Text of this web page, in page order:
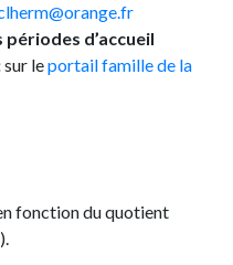
d’accueil
sur leportail famille de la
fonction du quotient
).